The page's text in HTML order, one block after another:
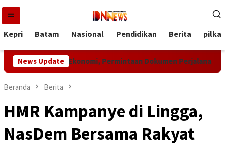
Loncat
konten
Kepri Batam Nasional Pendidikan Berita
News Update
Aktivitas Ekonomi, Permintaan Dokumen Perjalanan di Batam
Beranda Berita
HMR Kampanye di Lingga,
NasDem Bersama Rakyat